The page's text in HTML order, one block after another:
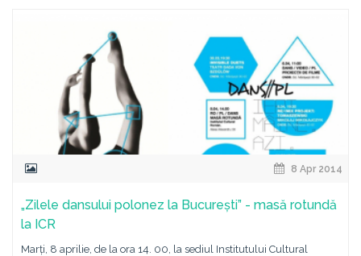
8 Apr 2014
„Zilele dansului polonez la București” - masă rotundă
la ICR
Marți, 8 aprilie, de la ora 14. 00, la sediul Institutului Cultural